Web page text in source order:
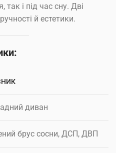
так і під час сну. Дві
й естетики.
диван
брус сосни, ДСП, ДВП